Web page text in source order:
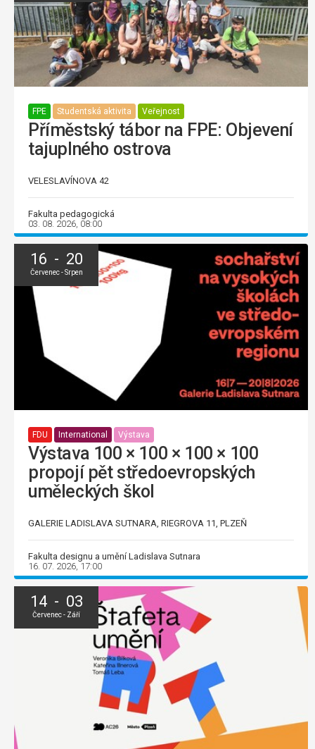
FPE Studentská aktivita Veřejnost
Příměstský tábor na FPE: Objevení
tajuplného ostrova
VELESLAVÍNOVA 42
Fakulta pedagogická
03. 08. 2026, 08:00
16 - 20
Červenec - Srpen
FDU International Výstava
Výstava 100 × 100 × 100 × 100
propojí pět středoevropských
uměleckých škol
GALERIE LADISLAVA SUTNARA, RIEGROVA 11, PLZEŇ
Fakulta designu a umění Ladislava Sutnara
16. 07. 2026, 17:00
14 - 03
Červenec - Září